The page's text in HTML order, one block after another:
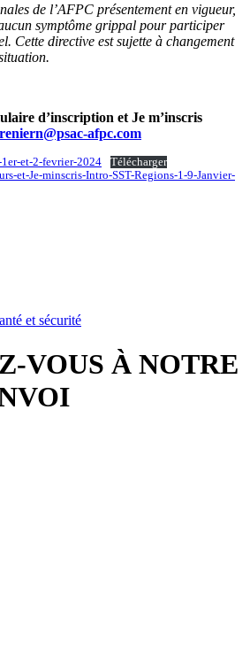
de l’AFPC présentement en vigueur,
symptôme grippal pour participer
Cette directive est sujette à changement
d’inscription et Je m’inscris
@psac-afpc.com
et-2-fevrier-2024
Télécharger
et-Je-minscris-Intro-SST-Regions-1-9-Janvier-
et sécurité
VOUS À NOTRE